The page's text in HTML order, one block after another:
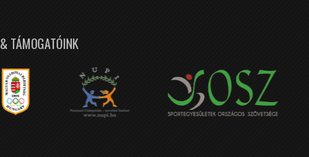
& TÁMOGATÓINK